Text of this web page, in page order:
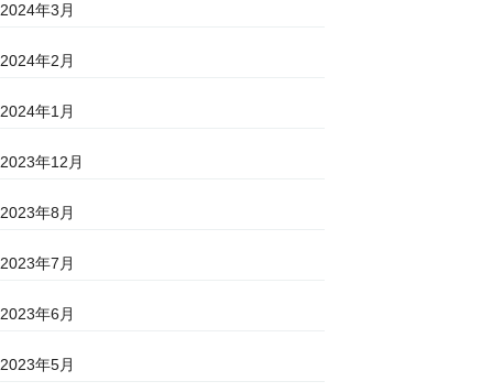
2024年3月
2024年2月
2024年1月
2023年12月
2023年8月
2023年7月
2023年6月
2023年5月